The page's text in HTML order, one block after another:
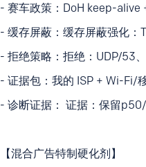
- 赛车政策：DoH keep-alive
- 缓存屏蔽：缓存屏蔽强化
- 拒绝策略：拒绝：UDP/53
- 证据包：我的 ISP + Wi-Fi/
- 诊断证据： 证据：保留
【混合广告特制硬化剂】